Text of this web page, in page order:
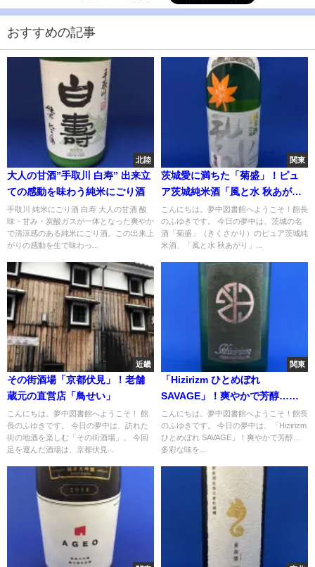
おすすめの記事
北陸
大人の甘酒”手取川 白寿” 出来立
ての感動を味わう純米にごり酒
手取川 純米にごり酒 白寿 大人の甘酒 酸
味・甘み・炭酸ガスが一体となった爽やか
で清涼感のある純米にごり酒。この出来上
がりの感動を生で味わっ...
関東
茨城愛に満ちた「菊盛」！ピュ
ア茨城純米酒「風と水 秋あが
り」
こんにちは。夢中図書館へようこそ！館長
のふゆきです。 今日の夢中は、茨城の名
酒「菊盛」（きくさかり）のピュア茨城純
米酒、「風と水 秋あがり」...
近畿
その街酒場「京都伏見」！老舗
蔵元の直営店「鳥せい」
こんにちは。夢中図書館へようこそ！ 館
長のふゆきです。 今日の夢中は、訪れた
街の地酒を楽しむ「その街酒場」。 今回
足を運んだ酒場は、京都伏見...
関東
「Hizirizm ひとめぼれ
SAVAGE」！爽やかで芳醇…多
彩な味を楽しめる聖酒造の挑戦
酒
こんにちは。夢中図書館へようこそ！館長
のふゆきです。 今日の夢中は、「Hizirizm
ひとめぼれ SAVAGE」！爽やかで芳醇…
多彩な味を...